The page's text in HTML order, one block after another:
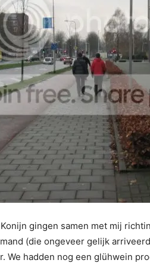
gingen samen met mij
(die ongeveer gelijk
We hadden nog een glühwein